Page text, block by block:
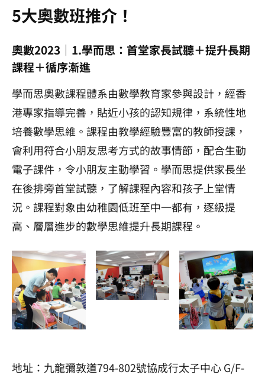
5大奧數班推介！
奧數2023｜1.學而思：首堂家長試聽＋提升長期
課程＋循序漸進
學而思奧數課程體系由數學教育家參與設計，經香
港專家指導完善，貼近小孩的認知規律，系統性地
培養數學思維。課程由教學經驗豐富的教師授課，
會利用符合小朋友思考方式的故事情節，配合生動
電子課件，令小朋友主動學習。學而思提供家長坐
在後排旁首堂試聽，了解課程內容和孩子上堂情
況。課程對象由幼稚園低班至中一都有，逐級提
高、層層進步的數學思維提升長期課程。
地址：九龍彌敦道794-802號協成行太子中心 G/F-